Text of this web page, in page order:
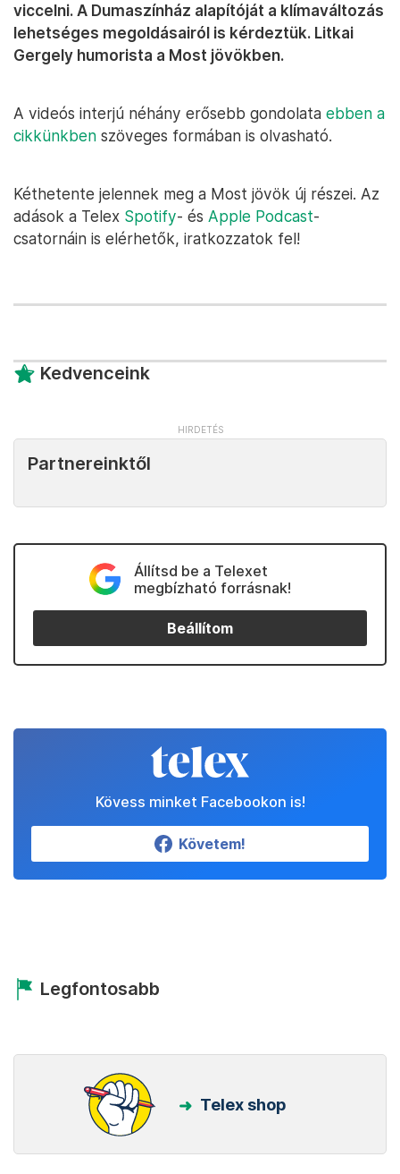
viccelni. A Dumaszínház alapítóját a klímaváltozás
lehetséges megoldásairól is kérdeztük. Litkai
Gergely humorista a Most jövökben.
A videós interjú néhány erősebb gondolata ebben a
cikkünkben szöveges formában is olvasható.
Kéthetente jelennek meg a Most jövök új részei. Az
adások a Telex Spotify- és Apple Podcast-
csatornáin is elérhetők, iratkozzatok fel!
Kedvenceink
Partnereinktől
Állítsd be a Telexet
megbízható forrásnak!
Beállítom
Kövess minket Facebookon is!
Követem!
Legfontosabb
Telex shop